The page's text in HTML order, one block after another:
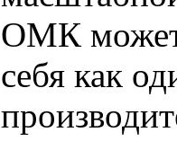
ОМК может
себя как